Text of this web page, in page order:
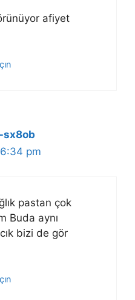
afiyet
sx8ob
pm
pastan çok
Buda aynı
bizi de gör